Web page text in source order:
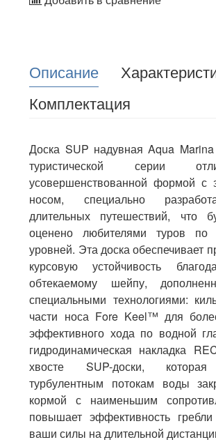
Описание
Комплектация
Доска SUP надувная Aqua
туристической серии
усовершенствованной формой с
носом, специально
длительных путешествий, что
оценено любителями туров по
уровней. Эта доска обеспечивает
курсовую устойчивость
обтекаемому шейпу,
специальными технологиями:
части носа Fore Keel™ для
эффективного хода по водной
гидродинамическая накладка
хвосте SUP-доски, которая
турбулентным потокам воды
кормой с наименьшим
повышает эффективность
ваши силы на длительной